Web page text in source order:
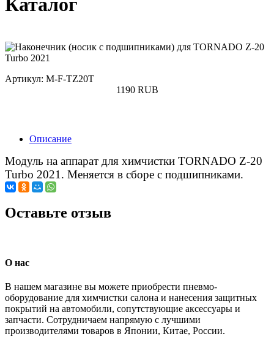
Каталог
Артикул: M-F-TZ20T
1190 RUB
Описание
Модуль на аппарат для химчистки TORNADO Z-20
Turbo 2021. Меняется в сборе с подшипниками.
Оставьте отзыв
О нас
В нашем магазине вы можете приобрести пневмо-
оборудование для химчистки салона и нанесения защитных
покрытий на автомобили, сопутствующие аксессуары и
запчасти. Сотрудничаем напрямую с лучшими
производителями товаров в Японии, Китае, России.